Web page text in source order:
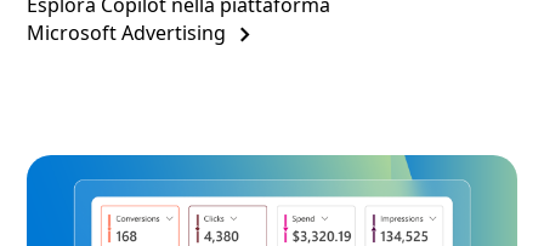
Microsoft Advertising